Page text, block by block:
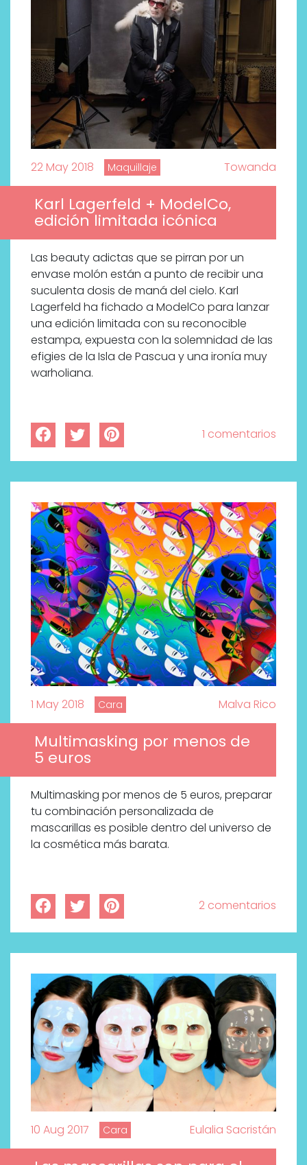
22 May 2018 Maquillaje Towanda
Karl Lagerfeld + ModelCo,
edición limitada icónica
Las beauty adictas que se pirran por un
envase molón están a punto de recibir una
suculenta dosis de maná del cielo. Karl
Lagerfeld ha fichado a ModelCo para lanzar
una edición limitada con su reconocible
estampa, expuesta con la solemnidad de las
efigies de la Isla de Pascua y una ironía muy
warholiana.
1 comentarios
1 May 2018 Cara Malva Rico
Multimasking por menos de
5 euros
Multimasking por menos de 5 euros, preparar
tu combinación personalizada de
mascarillas es posible dentro del universo de
la cosmética más barata.
2 comentarios
10 Aug 2017 Cara Eulalia Sacristán